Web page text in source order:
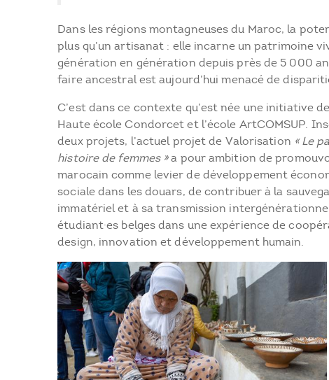
Dans les régions montagneuses du Maroc, la
plus qu’un artisanat : elle incarne un patrimoine
génération en génération depuis près de 5 000
faire ancestral est aujourd’hui menacé de
C’est dans ce contexte qu’est née une initiative
Haute école Condorcet et l’école ArtCOMSUP.
deux projets, l’actuel projet de Valorisation « Le
histoire de femmes »a pour ambition de
marocain comme levier de développement
sociale dans les douars, de contribuer à la
immatériel et à sa transmission
étudiant·es belges dans une expérience de
design, innovation et développement humain.